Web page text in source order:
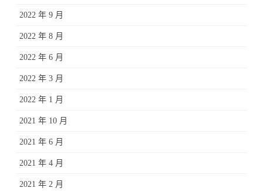
2022 年 9 月
2022 年 8 月
2022 年 6 月
2022 年 3 月
2022 年 1 月
2021 年 10 月
2021 年 6 月
2021 年 4 月
2021 年 2 月